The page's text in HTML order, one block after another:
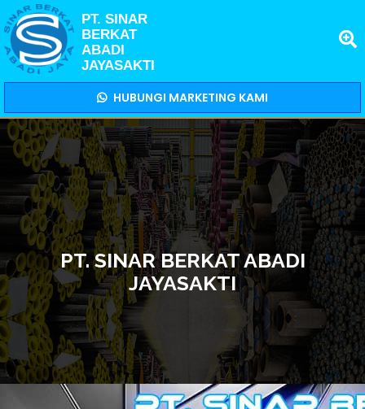
PT. SINAR
BERKAT
ABADI
JAYASAKTI
HUBUNGI MARKETING KAMI
PT. SINAR BERKAT ABADI
JAYASAKTI